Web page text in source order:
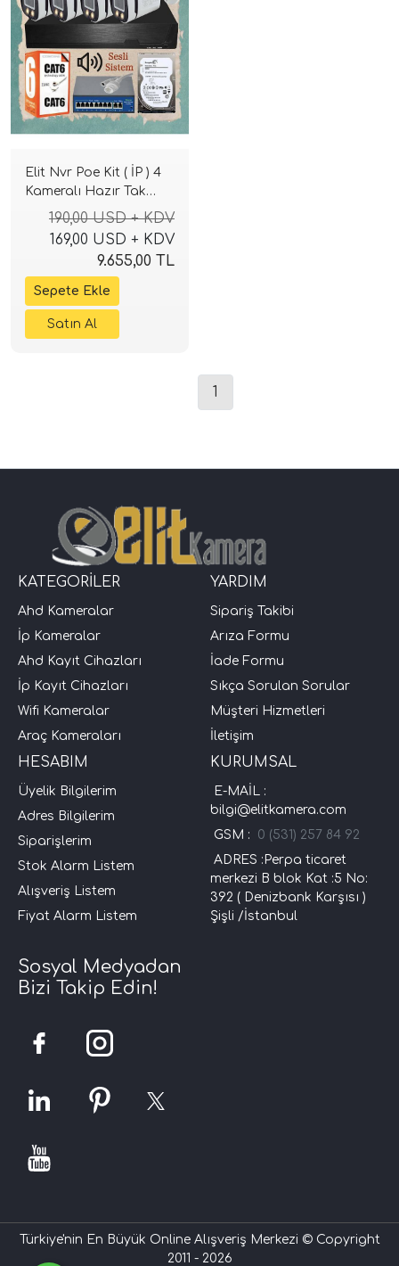
Elit Nvr Poe Kit ( İP ) 4
Kameralı Hazır Tak
Çalıştır Set
190,00 USD + KDV
169,00 USD + KDV
9.655,00 TL
1
KATEGORİLER
Ahd Kameralar
İp Kameralar
Ahd Kayıt Cihazları
İp Kayıt Cihazları
Wifi Kameralar
Araç Kameraları
YARDIM
Sipariş Takibi
Arıza Formu
İade Formu
Sıkça Sorulan Sorular
Müşteri Hizmetleri
İletişim
HESABIM
Üyelik Bilgilerim
Adres Bilgilerim
Siparişlerim
Stok Alarm Listem
Alışveriş Listem
Fiyat Alarm Listem
KURUMSAL
E-MAİL :
bilgi@elitkamera.com
GSM : 0 (531) 257 84 92
ADRES :Perpa ticaret
merkezi B blok Kat :5 No:
392 ( Denizbank Karşısı )
Şişli /İstanbul
Sosyal Medyadan
Bizi Takip Edin!
Türkiye'nin En Büyük Online Alışveriş Merkezi © Copyright
2011 - 2026